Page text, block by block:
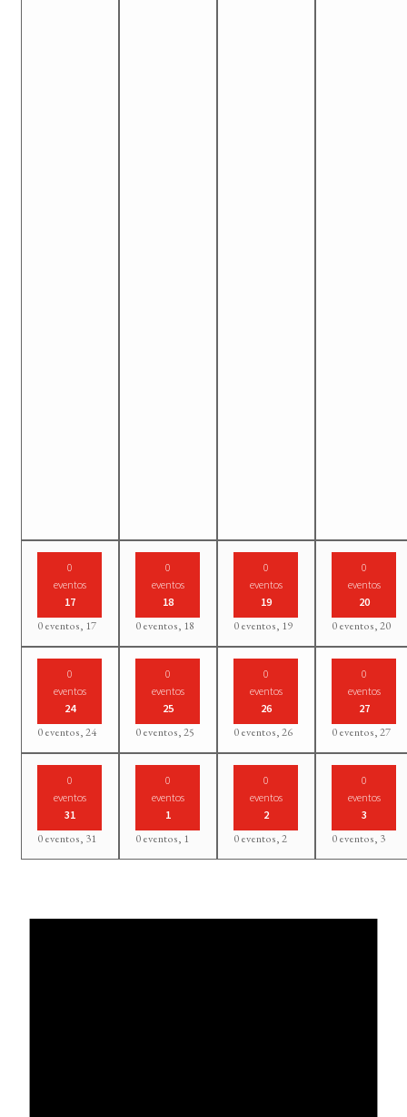
0
eventos
17
0 eventos, 17
0
eventos
18
0 eventos, 18
0
eventos
19
0 eventos, 19
0
eventos
20
0 eventos,20
0
eventos
24
0 eventos,24
0
eventos
25
0 eventos,25
0
eventos
26
0 eventos,26
0
eventos
27
0 eventos,27
0
eventos
31
0 eventos, 31
0
eventos
1
0 eventos, 1
0
eventos
2
0 eventos,2
0
eventos
3
0 eventos, 3